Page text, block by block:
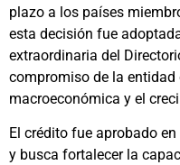
plazo a los países
esta decisión fue
extraordinaria del
compromiso de la
macroeconómica y el
El crédito fue aprobado
y busca fortalecer la